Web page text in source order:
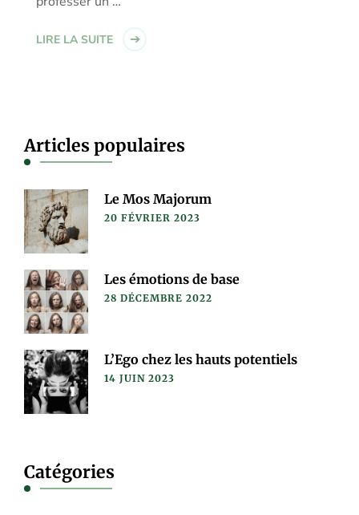
LIRE LA SUITE
Articles populaires
Le Mos Majorum
20 FÉVRIER 2023
Les émotions de base
28 DÉCEMBRE 2022
L’Ego chez les hauts potentiels
14 JUIN 2023
Catégories